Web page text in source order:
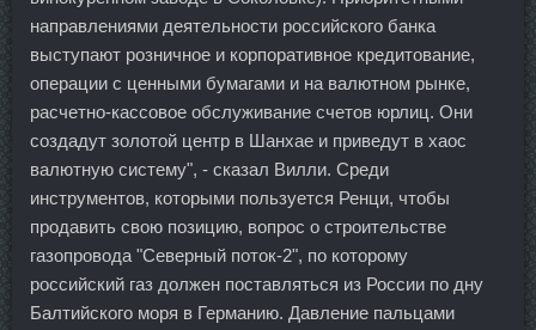
направлениями деятельности российского банка
выступают розничное и корпоративное кредитование,
операции с ценными бумагами и на валютном рынке,
расчетно-кассовое обслуживание счетов юрлиц. Они
создадут золотой центр в Шанхае и приведут в хаос
валютную систему", - сказал Вилли. Среди
инструментов, которыми пользуется Ренци, чтобы
продавить свою позицию, вопрос о строительстве
газопровода "Северный поток-2", по которому
российский газ должен поставляться из России по дну
Балтийского моря в Германию. Давление пальцами